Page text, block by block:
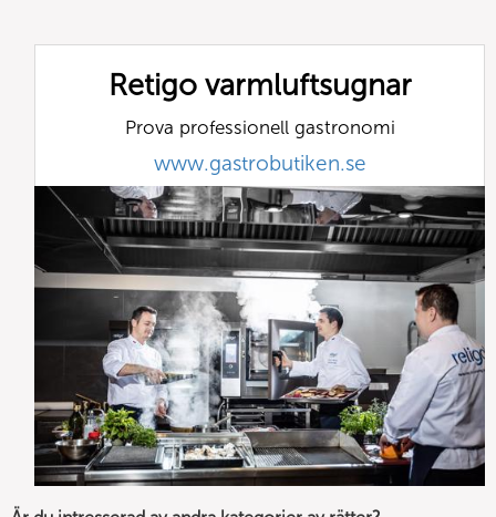
Retigo varmluftsugnar
Prova professionell gastronomi
www.gastrobutiken.se